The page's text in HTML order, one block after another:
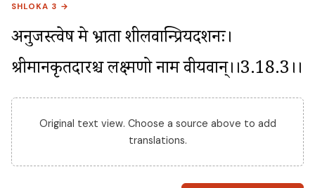
SHLOKA 3 →
अनुजस्त्वेष मे भ्राता शीलवान्प्रियदर्शनः।
श्रीमानकृतदारश्च लक्ष्मणो नाम वीर्यवान्।।3.18.3।।
Original text view. Choose a source above to add
translations.